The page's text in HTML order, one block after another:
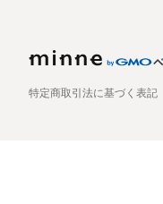
特定商取引法に基づく表記